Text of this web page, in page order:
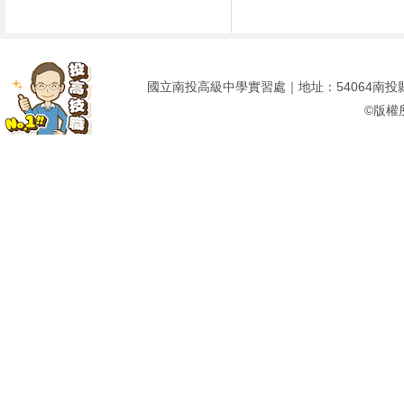
國立南投高級中學實習處｜地址：54064南
©版權